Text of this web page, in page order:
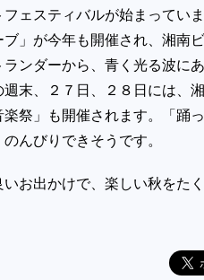
ェスティバルが始まってい
」が今年も開催され、湘南
ンダーから、青く光る波に
末、２７日、２８日には、
祭」も開催されます。「踊
んびりできそうです。
お出かけで、楽しい秋をた